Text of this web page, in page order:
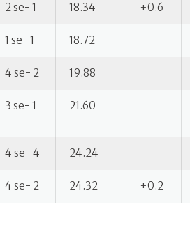
2 se- 1 18.34 +0.6
1 se- 1 18.72
4 se- 2 19.88
3 se- 1 21.60
4 se- 4 24.24
4 se- 2 24.32 +0.2